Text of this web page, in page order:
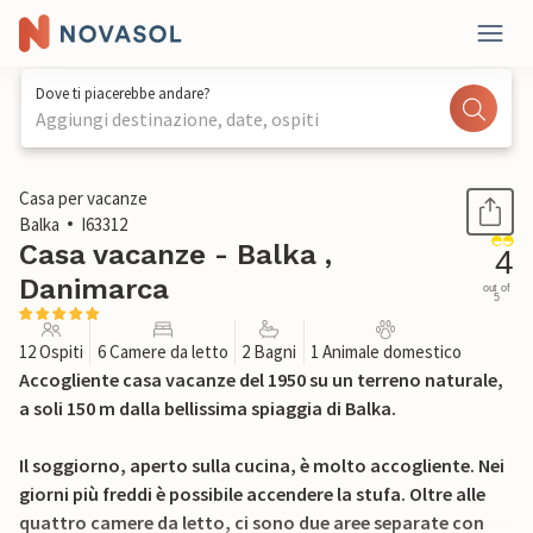
Dove ti piacerebbe andare?
Aggiungi destinazione, date, ospiti
1 / 45
Casa per vacanze
Balka
I63312
Casa vacanze - Balka ,
Danimarca
4
out of
5
12 Ospiti 6 Camere da letto 2 Bagni 1 Animale domestico
Accogliente casa vacanze del 1950 su un terreno naturale,
a soli 150 m dalla bellissima spiaggia di Balka.
Il soggiorno, aperto sulla cucina, è molto accogliente. Nei
giorni più freddi è possibile accendere la stufa. Oltre alle
quattro camere da letto, ci sono due aree separate con